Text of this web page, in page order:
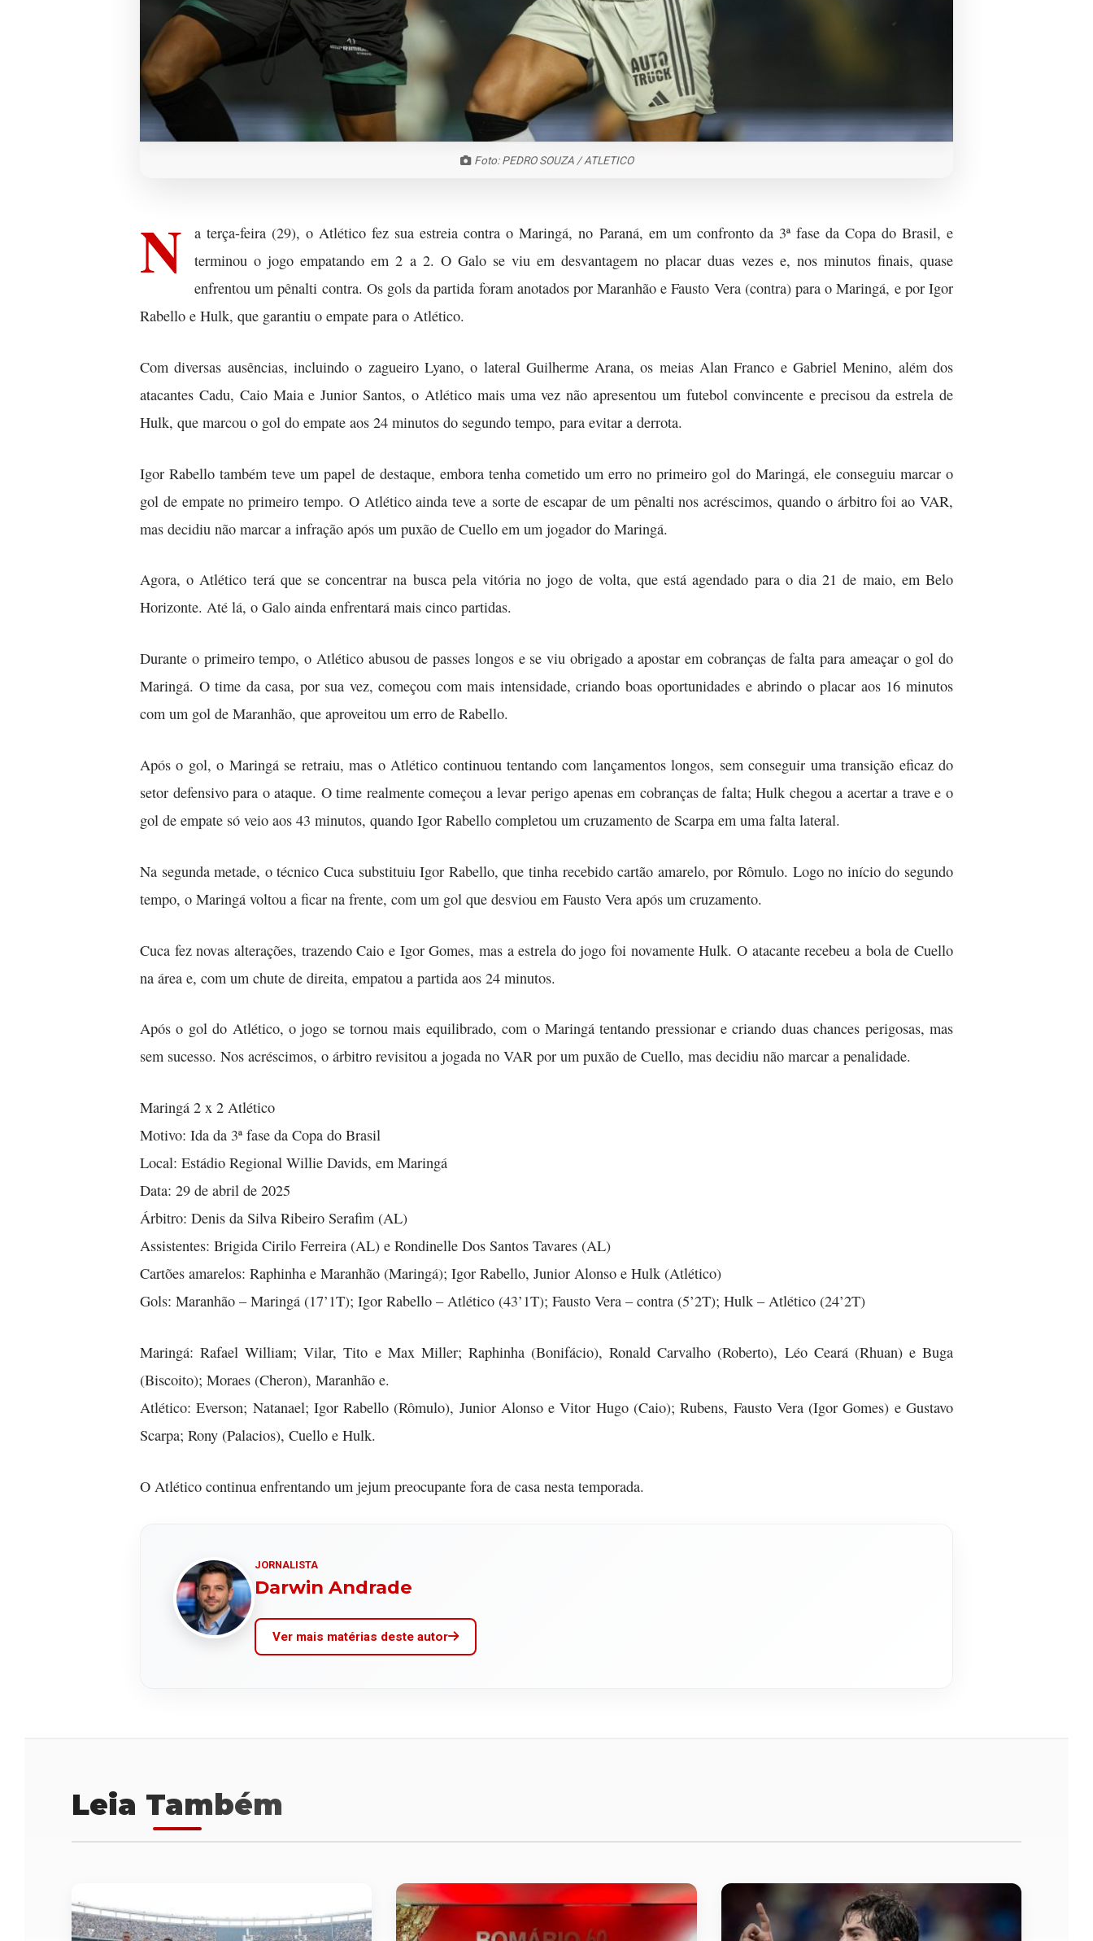
Foto: PEDRO SOUZA / ATLETICO
N
a terça-feira (29), o Atlético fez sua estreia contra o Maringá, no Paraná, em um confronto da 3ª fase da Copa do Brasil, e
terminou o jogo empatando em 2 a 2. O Galo se viu em desvantagem no placar duas vezes e, nos minutos finais, quase
enfrentou um pênalti contra. Os gols da partida foram anotados por Maranhão e Fausto Vera (contra) para o Maringá, e por Igor
Rabello e Hulk, que garantiu o empate para o Atlético.
Com diversas ausências, incluindo o zagueiro Lyano, o lateral Guilherme Arana, os meias Alan Franco e Gabriel Menino, além dos
atacantes Cadu, Caio Maia e Junior Santos, o Atlético mais uma vez não apresentou um futebol convincente e precisou da estrela de
Hulk, que marcou o gol do empate aos 24 minutos do segundo tempo, para evitar a derrota.
Igor Rabello também teve um papel de destaque, embora tenha cometido um erro no primeiro gol do Maringá, ele conseguiu marcar o
gol de empate no primeiro tempo. O Atlético ainda teve a sorte de escapar de um pênalti nos acréscimos, quando o árbitro foi ao VAR,
mas decidiu não marcar a infração após um puxão de Cuello em um jogador do Maringá.
Agora, o Atlético terá que se concentrar na busca pela vitória no jogo de volta, que está agendado para o dia 21 de maio, em Belo
Horizonte. Até lá, o Galo ainda enfrentará mais cinco partidas.
Durante o primeiro tempo, o Atlético abusou de passes longos e se viu obrigado a apostar em cobranças de falta para ameaçar o gol do
Maringá. O time da casa, por sua vez, começou com mais intensidade, criando boas oportunidades e abrindo o placar aos 16 minutos
com um gol de Maranhão, que aproveitou um erro de Rabello.
Após o gol, o Maringá se retraiu, mas o Atlético continuou tentando com lançamentos longos, sem conseguir uma transição eficaz do
setor defensivo para o ataque. O time realmente começou a levar perigo apenas em cobranças de falta; Hulk chegou a acertar a trave e o
gol de empate só veio aos 43 minutos, quando Igor Rabello completou um cruzamento de Scarpa em uma falta lateral.
Na segunda metade, o técnico Cuca substituiu Igor Rabello, que tinha recebido cartão amarelo, por Rômulo. Logo no início do segundo
tempo, o Maringá voltou a ficar na frente, com um gol que desviou em Fausto Vera após um cruzamento.
Cuca fez novas alterações, trazendo Caio e Igor Gomes, mas a estrela do jogo foi novamente Hulk. O atacante recebeu a bola de Cuello
na área e, com um chute de direita, empatou a partida aos 24 minutos.
Após o gol do Atlético, o jogo se tornou mais equilibrado, com o Maringá tentando pressionar e criando duas chances perigosas, mas
sem sucesso. Nos acréscimos, o árbitro revisitou a jogada no VAR por um puxão de Cuello, mas decidiu não marcar a penalidade.
Maringá 2 x 2 Atlético
Motivo: Ida da 3ª fase da Copa do Brasil
Local: Estádio Regional Willie Davids, em Maringá
Data: 29 de abril de 2025
Árbitro: Denis da Silva Ribeiro Serafim (AL)
Assistentes: Brigida Cirilo Ferreira (AL) e Rondinelle Dos Santos Tavares (AL)
Cartões amarelos: Raphinha e Maranhão (Maringá); Igor Rabello, Junior Alonso e Hulk (Atlético)
Gols: Maranhão – Maringá (17’1T); Igor Rabello – Atlético (43’1T); Fausto Vera – contra (5’2T); Hulk – Atlético (24’2T)
Maringá: Rafael William; Vilar, Tito e Max Miller; Raphinha (Bonifácio), Ronald Carvalho (Roberto), Léo Ceará (Rhuan) e Buga
(Biscoito); Moraes (Cheron), Maranhão e.
Atlético: Everson; Natanael; Igor Rabello (Rômulo), Junior Alonso e Vitor Hugo (Caio); Rubens, Fausto Vera (Igor Gomes) e Gustavo
Scarpa; Rony (Palacios), Cuello e Hulk.
O Atlético continua enfrentando um jejum preocupante fora de casa nesta temporada.
JORNALISTA
Darwin Andrade
Ver mais matérias deste autor
Leia Também